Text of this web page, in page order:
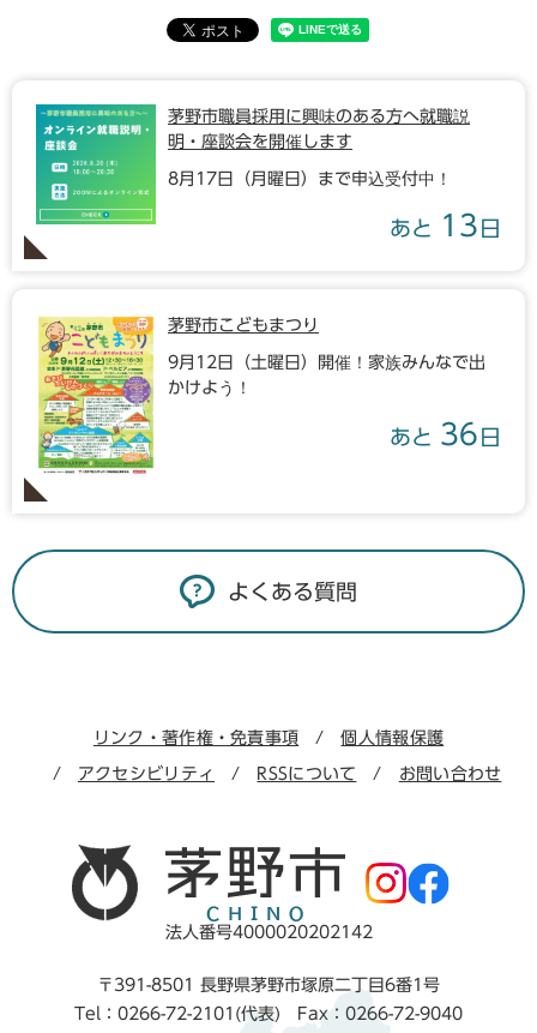
茅野市職員採用に興味のある方へ就職説
明・座談会を開催します
8月17日（月曜日）まで申込受付中！
あと 13 日
茅野市こどもまつり
9月12日（土曜日）開催！家族みんなで出
かけよう！
あと 36 日
よくある質問
リンク・著作権・免責事項 個人情報保護
アクセシビリティ RSSについて お問い合わせ
法人番号4000020202142
〒391-8501 長野県茅野市塚原二丁目6番1号
Tel：0266-72-2101(代表) Fax：0266-72-9040